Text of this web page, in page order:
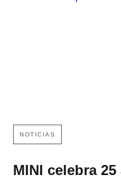
NOTICIAS
MINI celebra